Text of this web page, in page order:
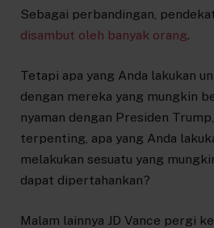
Sebagai perbandingan,
disambut oleh banyak orang.
Tetapi apa yang Anda lakukan
dengan mereka yang mungkin
nyaman dengan Presiden
terpenting, apa yang Anda
melakukan sesuatu yang
dapat dipertahankan?
Malam lainnya JD Vance pergi